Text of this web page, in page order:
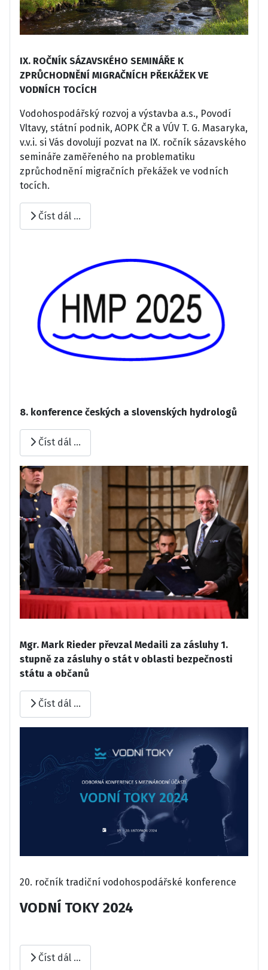
IX. ROČNÍK SÁZAVSKÉHO SEMINÁŘE K
ZPRŮCHODNĚNÍ MIGRAČNÍCH PŘEKÁŽEK VE
VODNÍCH TOCÍCH
Vodohospodářský rozvoj a výstavba a.s., Povodí
Vltavy, státní podnik, AOPK ČR a VÚV T. G. Masaryka,
v.v.i. si Vás dovolují pozvat na IX. ročník sázavského
semináře zaměřeného na problematiku
zprůchodnění migračních překážek ve vodních
tocích.
Číst dál …
8. konference českých a slovenských hydrologů
Číst dál …
Mgr. Mark Rieder převzal Medaili za zásluhy 1.
stupně za zásluhy o stát v oblasti bezpečnosti
státu a občanů
Číst dál …
20. ročník tradiční vodohospodářské konference
VODNÍ TOKY 2024
Číst dál …